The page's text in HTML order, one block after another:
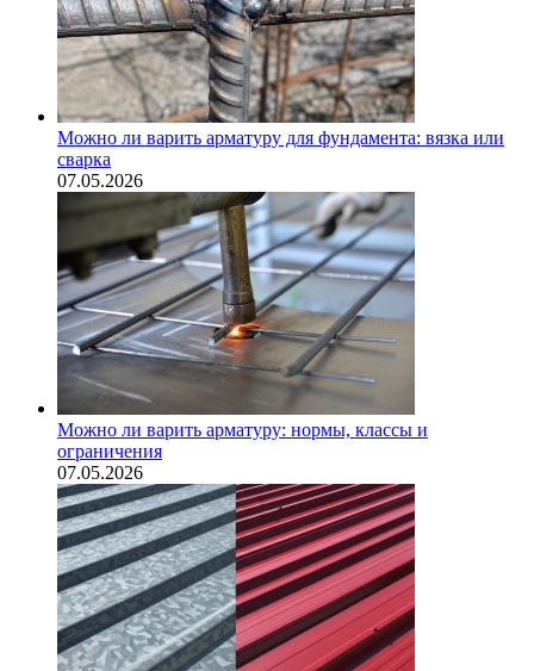
Можно ли варить арматуру для фундамента: вязка или
сварка
07.05.2026
Можно ли варить арматуру: нормы, классы и
ограничения
07.05.2026